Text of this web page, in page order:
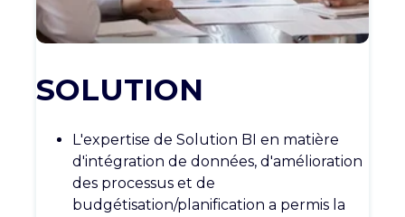
SOLUTION
L'expertise de Solution BI en matière
d'intégration de données, d'amélioration
des processus et de
budgétisation/planification a permis la